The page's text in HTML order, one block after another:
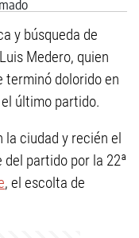
y búsqueda de
Medero, quien
terminó dolorido en
último partido.
la ciudad y recién el
del partido por la 22ª
, el escolta de